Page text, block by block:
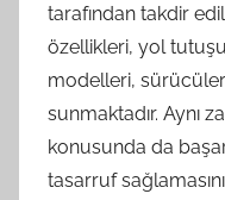
tarafından takdir
özellikleri, yol
modelleri,
sunmaktadır. Aynı
konusunda da
tasarruf